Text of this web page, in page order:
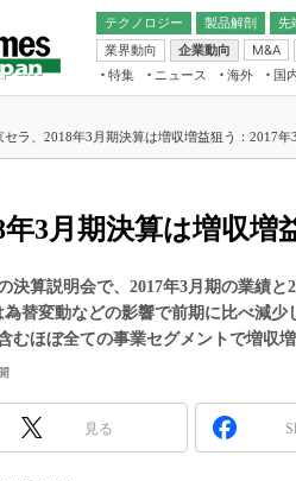
テクノロジー 製品解剖
先
電池／エネルギー
アナログ
マイコン
業界動向
企業動向 M&A
フ
読
IoT
電
特集 ニュース 海外 国
福田昭のデバイス通信
大山聡の業界スコープ
リタイア直前エンジニアの社会人大
学漂流記
この10年で起こったこと、次の10年
電子ブックレット
セラ、2018年3月期決算は増収増益狙う：2017年3
3月期決算は増収増
決算説明会で、2017年3月期の業績と
為替変動などの影響で前期に比べ減
むほぼ全ての事業セグメントで増収増
見る